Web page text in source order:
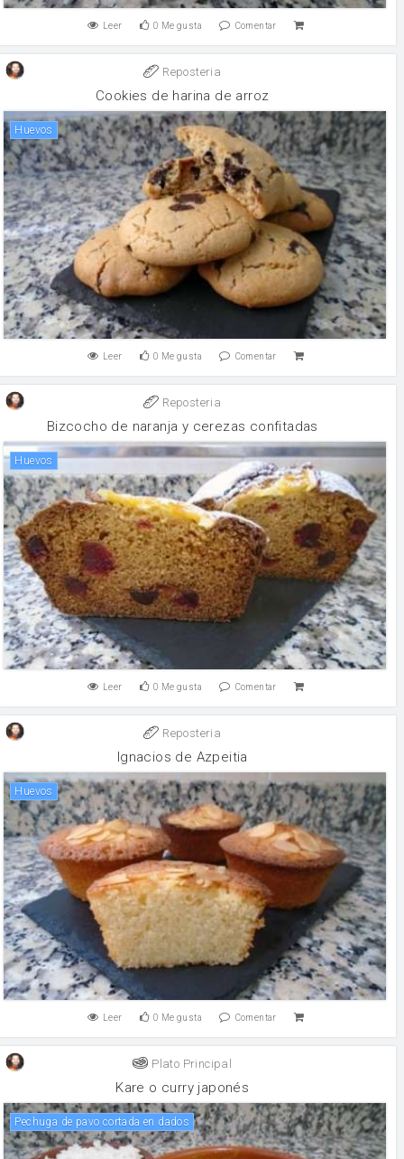
Leer 0 Me gusta Comentar
Reposteria
Cookies de harina de arroz
huevos
Leer 0 Me gusta Comentar
Reposteria
Bizcocho de naranja y cerezas confitadas
huevos
Leer 0 Me gusta Comentar
Reposteria
Ignacios de Azpeitia
huevos
Leer 0 Me gusta Comentar
Plato Principal
Kare o curry japonés
Pechuga de pavo cortada en dados